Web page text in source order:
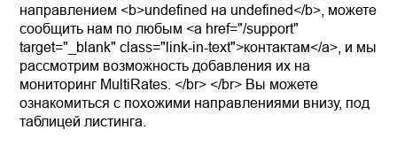
направлением <b>undefined на undefined</b>, можете
сообщить нам по любым <a href="/support"
target="_blank" class="link-in-text">контактам</a>, и мы
рассмотрим возможность добавления их на
мониторинг MultiRates. </br> </br> Вы можете
ознакомиться с похожими направлениями внизу, под
таблицей листинга.